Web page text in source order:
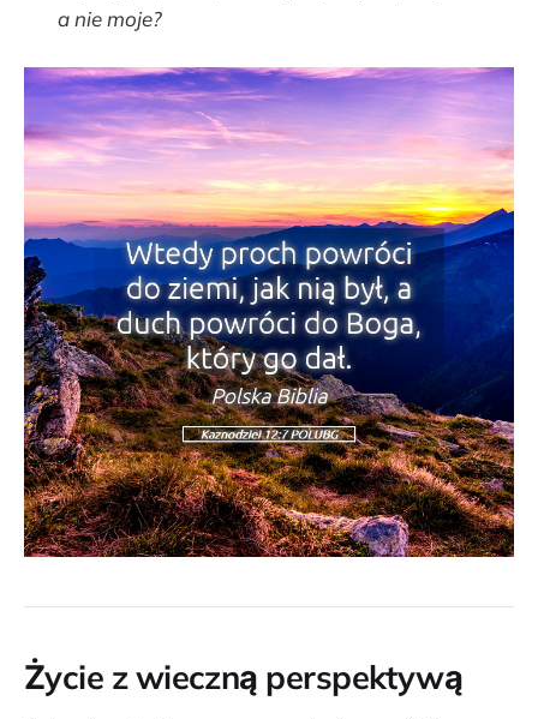
a nie moje?
Życie z wieczną perspektywą